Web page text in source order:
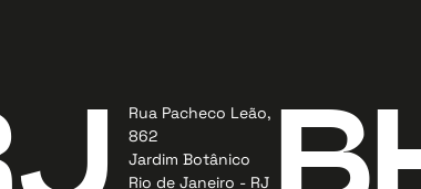
Rua Pacheco Leão,
862
Jardim Botânico
Rio de Janeiro - RJ